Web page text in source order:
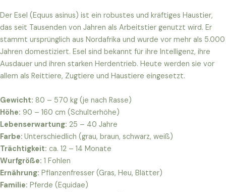
Der Esel (Equus asinus) ist ein robustes und kräftiges Haustier,
das seit Tausenden von Jahren als Arbeitstier genutzt wird. Er
stammt ursprünglich aus Nordafrika und wurde vor mehr als 5.000
Jahren domestiziert. Esel sind bekannt für ihre Intelligenz, ihre
Ausdauer und ihren starken Herdentrieb. Heute werden sie vor
allem als Reittiere, Zugtiere und Haustiere eingesetzt.
Gewicht: 80 – 570 kg (je nach Rasse)
Höhe: 90 – 160 cm (Schulterhöhe)
Lebenserwartung: 25 – 40 Jahre
Farbe: Unterschiedlich (grau, braun, schwarz, weiß)
Trächtigkeit: ca. 12 – 14 Monate
Wurfgröße: 1 Fohlen
Ernährung: Pflanzenfresser (Gras, Heu, Blätter)
Familie: Pferde (Equidae)